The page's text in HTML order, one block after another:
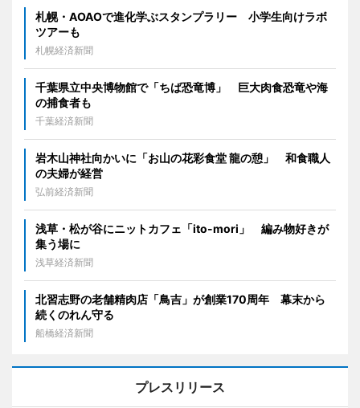
札幌・AOAOで進化学ぶスタンプラリー 小学生向けラボ
ツアーも
札幌経済新聞
千葉県立中央博物館で「ちば恐竜博」 巨大肉食恐竜や海
の捕食者も
千葉経済新聞
岩木山神社向かいに「お山の花彩食堂 龍の憩」 和食職人
の夫婦が経営
弘前経済新聞
浅草・松が谷にニットカフェ「ito-mori」 編み物好きが
集う場に
浅草経済新聞
北習志野の老舗精肉店「鳥吉」が創業170周年 幕末から
続くのれん守る
船橋経済新聞
プレスリリース